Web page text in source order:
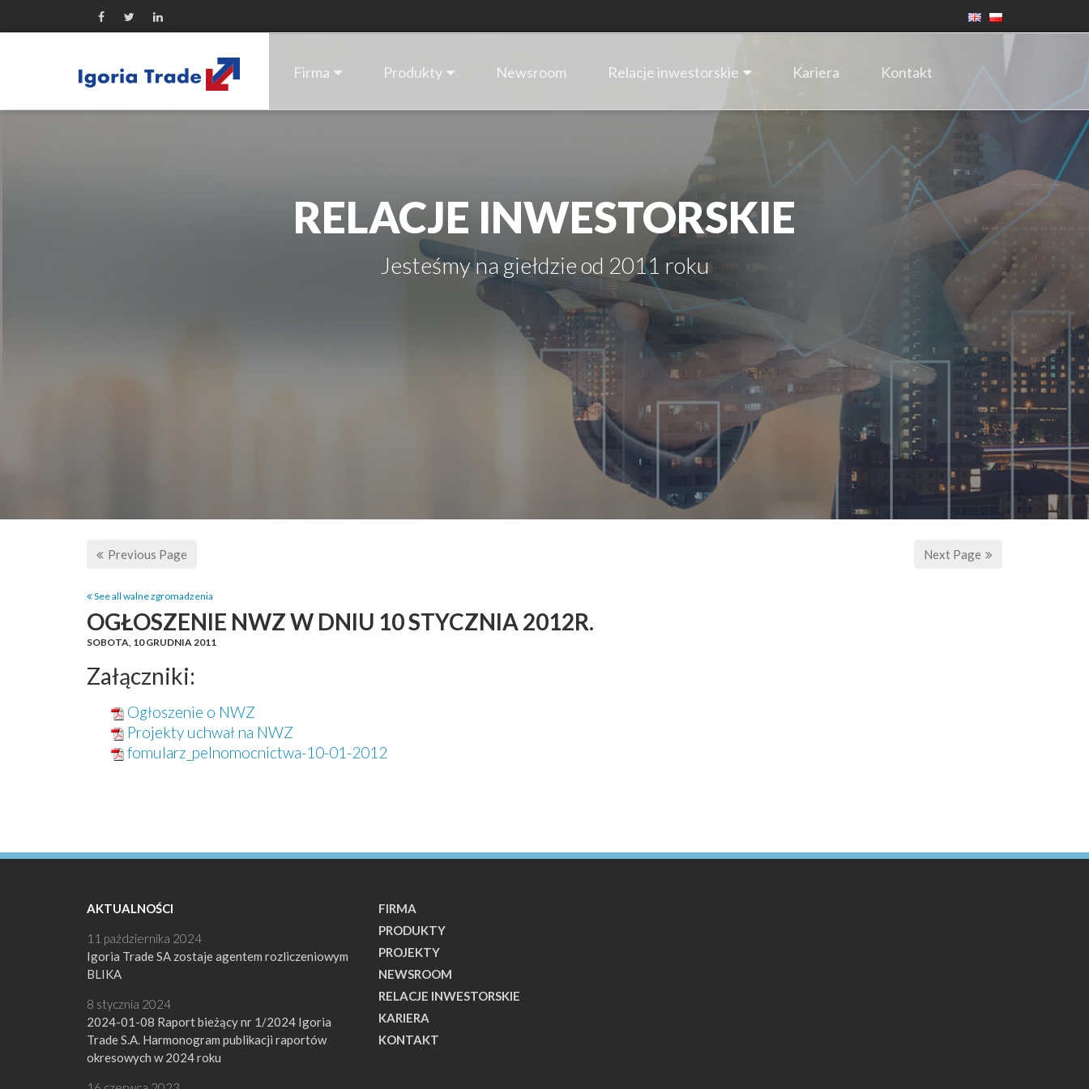
Firma Produkty Newsroom Relacje inwestorskie Kariera Kontakt
RELACJE INWESTORSKIE
Jesteśmy na giełdzie od 2011 roku
Previous Page Next Page
See all walne zgromadzenia
OGŁOSZENIE NWZ W DNIU 10 STYCZNIA 2012R.
SOBOTA, 10 GRUDNIA 2011
Załączniki:
Ogłoszenie o NWZ
Projekty uchwał na NWZ
fomularz_pelnomocnictwa-10-01-2012
AKTUALNOŚCI
Igoria Trade SA zostaje agentem rozliczeniowym
BLIKA
11 października 2024
2024-01-08 Raport bieżący nr 1/2024 Igoria
Trade S.A. Harmonogram publikacji raportów
okresowych w 2024 roku
8 stycznia 2024
FIRMA
PRODUKTY
PROJEKTY
NEWSROOM
RELACJE INWESTORSKIE
KARIERA
KONTAKT